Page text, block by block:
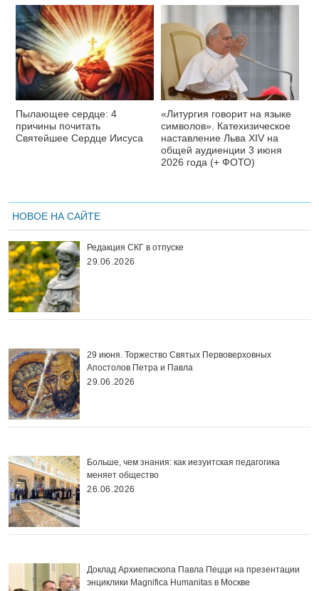
Пылающее сердце: 4
причины почитать
Святейшее Сердце Иисуса
«Литургия говорит на языке
символов». Катехизическое
наставление Льва XIV на
общей аудиенции 3 июня
2026 года (+ ФОТО)
НОВОЕ НА САЙТЕ
Редакция СКГ в отпуске
29.06.2026
29 июня. Торжество Святых Первоверховных
Апостолов Петра и Павла
29.06.2026
Больше, чем знания: как иезуитская педагогика
меняет общество
26.06.2026
Доклад Архиепископа Павла Пецци на презентации
энциклики Magnifica Нumanitas в Москве